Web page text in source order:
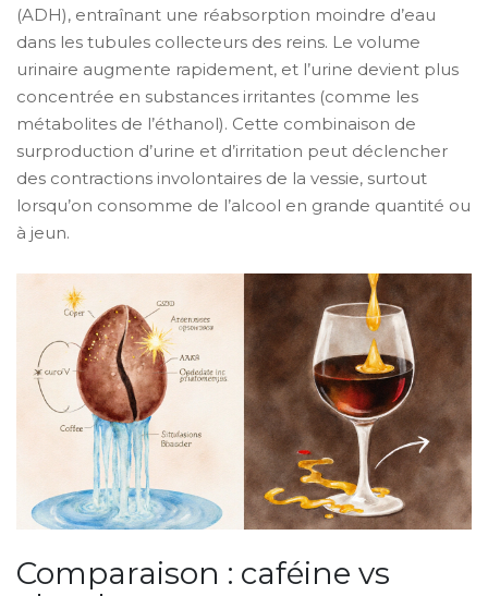
(ADH), entraînant une réabsorption moindre d’eau
dans les tubules collecteurs des reins. Le volume
urinaire augmente rapidement, et l’urine devient plus
concentrée en substances irritantes (comme les
métabolites de l’éthanol). Cette combinaison de
surproduction d’urine et d’irritation peut déclencher
des contractions involontaires de la vessie, surtout
lorsqu’on consomme de l’alcool en grande quantité ou
à jeun.
Comparaison : caféine vs